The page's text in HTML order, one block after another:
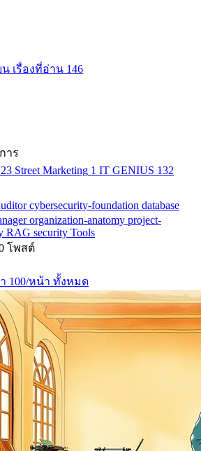
น เรื่องที่อ่าน 146
าร
23 Street Marketing 1 IT GENIUS 132
cybersecurity-foundation database
organization-anatomy project-
RAG security Tools
โพสต์
100/หน้า ทั้งหมด